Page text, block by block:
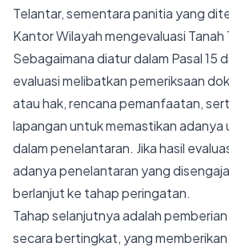
Telantar, sementara panitia yang
Kantor Wilayah mengevaluasi Tanah
Sebagaimana diatur dalam Pasal 15
evaluasi melibatkan pemeriksaan
atau hak, rencana pemanfaatan,
lapangan untuk memastikan adanya
dalam penelantaran. Jika hasil
adanya penelantaran yang
berlanjut ke tahap peringatan.
Tahap selanjutnya adalah
secara bertingkat, yang